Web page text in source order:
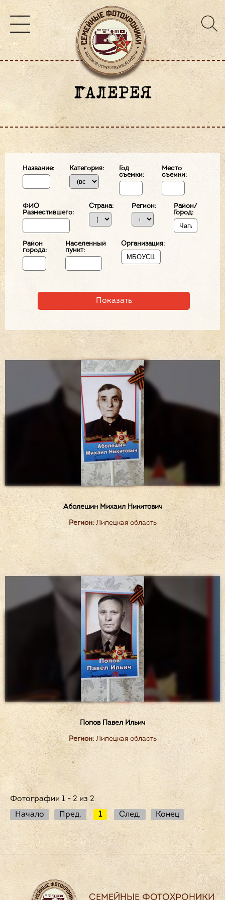
ГАЛЕРЕЯ
Название: Категория:
Год
съемки:
Место
съемки:
ФИО
Разместившего:
Страна: Регион:
Район/
Город:
Район
города:
Населенный
пункт:
Организация:
Аболешин Михаил Никитович
Регион:Липецкая область
Попов Павел Ильич
Регион:Липецкая область
Фотографии 1 - 2 из 2
Начало
Пред. 1 След. Конец
СЕМЕЙНЫЕ ФОТОХРОНИКИ